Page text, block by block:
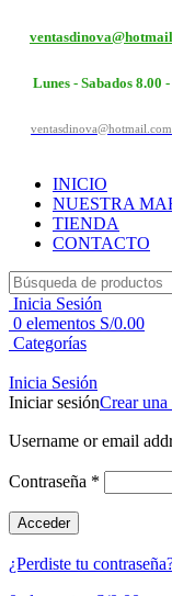
Lunes - Sabados 8.00
ventasdinova@hotmail.com
INICIO
NUESTRA
TIENDA
CONTACTO
Inicia Sesión
0 elementos S/0.00
Categorías
Inicia Sesión
Iniciar sesiónCrear una
Username or email
Contraseña *
Acceder
¿Perdiste tu